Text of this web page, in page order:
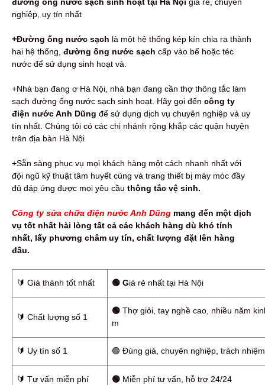
nghiệp, uy tín nhất
+Đường ống nước sạch là một hệ thống kép kín chia ra thành
hai hệ thống, đường ống nước sạch cấp vào bể hoặc téc
nước để sử dụng sinh hoạt và.
+Nhà bạn đang ơ Hà Nội, nhà bạn đang cần thợ thông tắc làm
sạch đường ống nước sạch sinh hoạt. Hãy gọi đến công ty
điện nước Anh Dũng để sử dụng dịch vụ chuyên nghiệp và uy
tín nhất. Chúng tôi có các chi nhánh rộng khắp các quận huyện
trên địa bàn Hà Nội
+Sẵn sàng phục vụ mọi khách hàng một cách nhanh nhất với
đội ngũ kỹ thuật tâm huyết cùng và trang thiết bị máy móc đầy
đủ đáp ứng được mọi yêu cầu thông tắc vệ sinh.
Công ty sửa chữa điện nước Anh Dũng mang đến một dịch
vụ tốt nhất hài lòng tất cả các khách hàng dù khó tính
nhất, lấy phương châm uy tín, chất lượng đặt lên hàng
đầu.
🔰️ Giá thành tốt nhất 🟢 Giá rẻ nhất tại Hà Nội
🔰️ Chất lượng số 1
🟢 Thợ giỏi, tay nghề cao, nhiều năm
m
🔰️ Uy tín số 1 🟢 Đúng giá, chuyên nghiệp, trách
🔰️ Tư vấn miễn phí 🟢 Miễn phí tư vấn, hỗ trợ 24/24